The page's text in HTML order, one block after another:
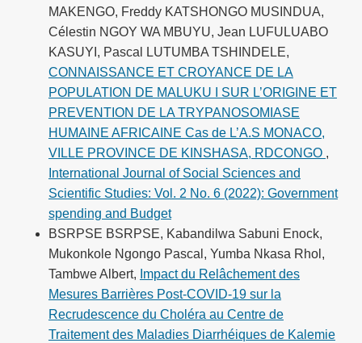
MAKENGO, Freddy KATSHONGO MUSINDUA,
Célestin NGOY WA MBUYU, Jean LUFULUABO
KASUYI, Pascal LUTUMBA TSHINDELE,
CONNAISSANCE ET CROYANCE DE LA
POPULATION DE MALUKU I SUR L’ORIGINE ET
PREVENTION DE LA TRYPANOSOMIASE
HUMAINE AFRICAINE Cas de L’A.S MONACO,
VILLE PROVINCE DE KINSHASA, RDCONGO ,
International Journal of Social Sciences and
Scientific Studies: Vol. 2 No. 6 (2022): Government
spending and Budget
BSRPSE BSRPSE, Kabandilwa Sabuni Enock,
Mukonkole Ngongo Pascal, Yumba Nkasa Rhol,
Tambwe Albert, Impact du Relâchement des
Mesures Barrières Post-COVID-19 sur la
Recrudescence du Choléra au Centre de
Traitement des Maladies Diarrhéiques de Kalemie